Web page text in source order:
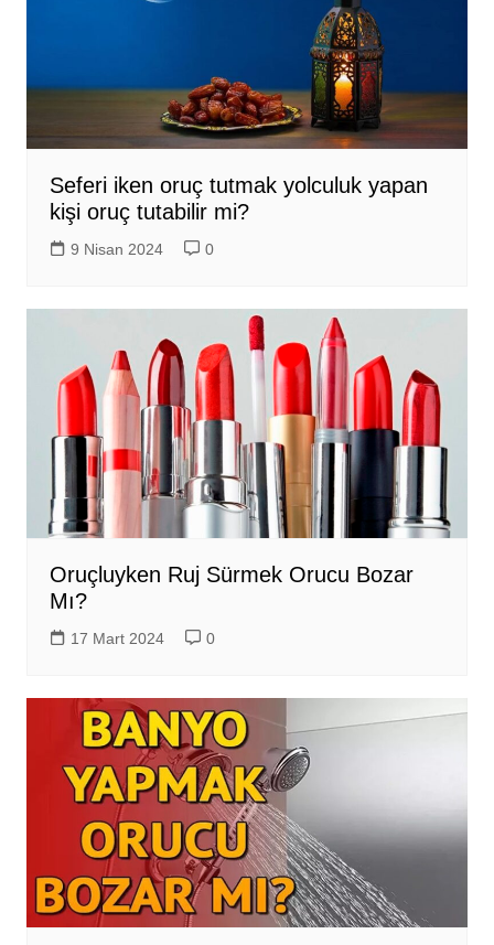
Seferi iken oruç tutmak yolculuk yapan
kişi oruç tutabilir mi?
9 Nisan 2024 0
Oruçluyken Ruj Sürmek Orucu Bozar
Mı?
17 Mart 2024 0